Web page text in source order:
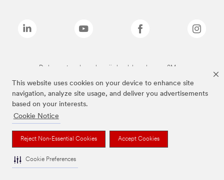
This website uses cookies on your device to enhance site
navigation, analyze site usage, and deliver you advertisements
based on your interests.
Cookie Notice
Reject Non-Essential Cookies Accept Cookies
Cookie Preferences
De bovenstaande merken zijn handelsmerken van 3M.we